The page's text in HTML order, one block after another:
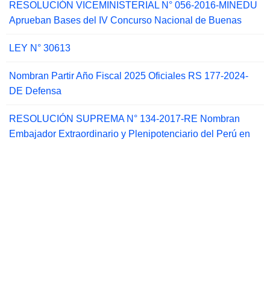
RESOLUCIÓN VICEMINISTERIAL N° 056-2016-MINEDU
Aprueban Bases del IV Concurso Nacional de Buenas
LEY N° 30613
Nombran Partir Año Fiscal 2025 Oficiales RS 177-2024-
DE Defensa
RESOLUCIÓN SUPREMA N° 134-2017-RE Nombran
Embajador Extraordinario y Plenipotenciario del Perú en